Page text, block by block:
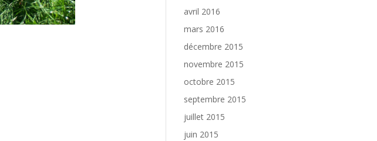
avril 2016
mars 2016
décembre 2015
novembre 2015
octobre 2015
septembre 2015
juillet 2015
juin 2015